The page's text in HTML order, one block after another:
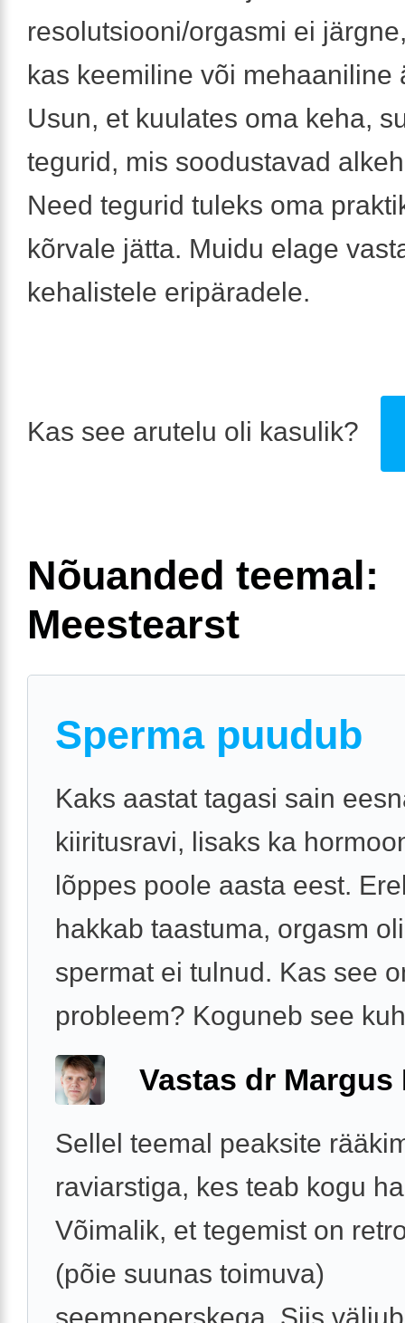
resolutsiooni/orgasmi ei
kas keemiline või mehaaniline
Usun, et kuulates oma keha,
tegurid, mis soodustavad
Need tegurid tuleks oma
kõrvale jätta. Muidu elage
kehalistele eripäradele.
Kas see arutelu oli kasulik?
Nõuanded teemal:
Meestearst
Sperma puudub
Kaks aastat tagasi sain
kiiritusravi, lisaks ka
lõppes poole aasta eest.
hakkab taastuma, orgasm
spermat ei tulnud. Kas see
probleem? Koguneb see
Vastas dr Margus
Sellel teemal peaksite
raviarstiga, kes teab kogu
Võimalik, et tegemist on
(põie suunas toimuva)
seemneperskega. Siis